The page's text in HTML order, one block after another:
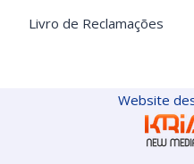
Livro de Reclamações
Website